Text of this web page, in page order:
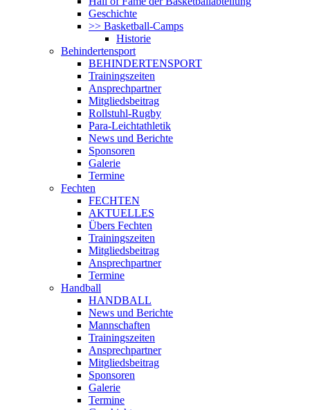
Geschichte
>> Basketball-Camps
Historie
Behindertensport
BEHINDERTENSPORT
Trainingszeiten
Ansprechpartner
Mitgliedsbeitrag
Rollstuhl-Rugby
Para-Leichtathletik
News und Berichte
Sponsoren
Galerie
Termine
Fechten
FECHTEN
AKTUELLES
Übers Fechten
Trainingszeiten
Mitgliedsbeitrag
Ansprechpartner
Termine
Handball
HANDBALL
News und Berichte
Mannschaften
Trainingszeiten
Ansprechpartner
Mitgliedsbeitrag
Sponsoren
Galerie
Termine